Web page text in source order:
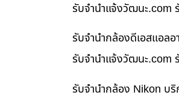
รับจํานําแจ้งวัฒนะ.com
รับจำนำกล้องดีเอสแอล
รับจํานําแจ้งวัฒนะ.com
รับจำนำกล้อง Nikon บริ